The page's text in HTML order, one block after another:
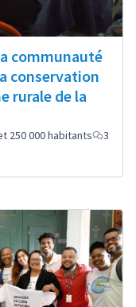
communauté
conservation
rurale de la
250 000 habitants
3